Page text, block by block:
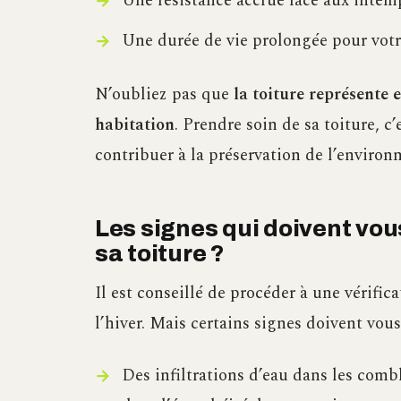
Une durée de vie prolongée pour
N’oubliez pas que la toiture représente
habitation. Prendre soin de sa toiture,
contribuer à la préservation de
Les signes qui doivent
sa toiture ?
Il est conseillé de procéder à une
l’hiver. Mais certains signes doivent
Des infiltrations d’eau dans les